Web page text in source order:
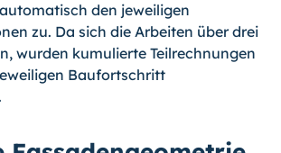
den jeweiligen
zu. Da sich die Arbeiten über drei
wurden kumulierte Teilrechnungen
Baufortschritt